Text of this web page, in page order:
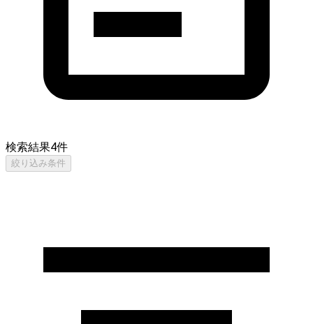
検索結果4件
絞り込み条件